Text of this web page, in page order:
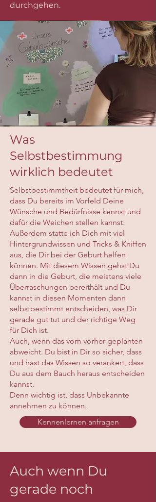
durchgehen.
Was
Selbstbestimmung
wirklich bedeutet
Selbstbestimmtheit bedeutet für mich,
dass Du bereits im Vorfeld Deine
Wünsche und Bedürfnisse kennst und
dafür die Weichen stellen kannst.
Außerdem statte ich Dich mit viel
Hintergrundwissen und Tricks & Kniffen
aus, die Dir bei der Geburt helfen
können. Mit diesem Wissen gehst Du
dann in die Geburt, die meistens viele
Überraschungen bereithält und Du
kannst in diesen Momenten dann
selbstbestimmt entscheiden, was Dir
gerade gut tut und der richtige Weg
für Dich ist.
Auch, wenn das vom vorher geplanten
abweicht. Du bist in Dir so sicher, dass
und hast das Wissen so verankert, dass
Du aus dem Bauch heraus entscheiden
kannst.
Denn wichtig ist, dass Unbekannte
annehmen zu können.
Kennenlernen anfragen
Auch wenn Du
gerade noch